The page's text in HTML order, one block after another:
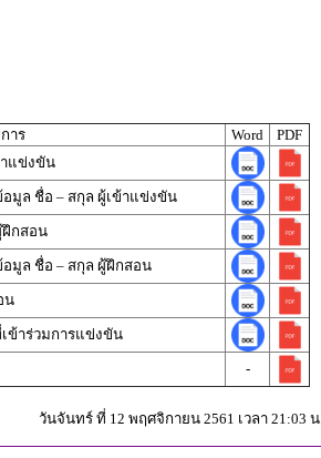
าร Word
PDF
าแข่งขัน
มูล ชื่อ – สกุล ผู้เข้าแข่งขัน
ฝึกสอน
มูล ชื่อ – สกุล ผู้ฝึกสอน
น
ข้าร่วมการแข่งขัน
-
วันจันทร์ ที่ 12 พฤศจิกายน 2561 เวลา 21:03 น.